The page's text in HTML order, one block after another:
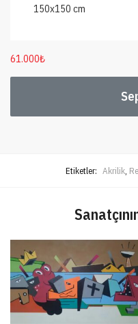
150x150 cm
61.000₺
Etiketler: Akrilik,